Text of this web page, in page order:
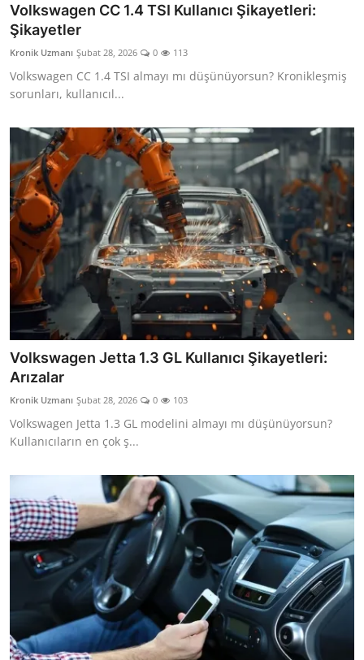
Volkswagen CC 1.4 TSI Kullanıcı Şikayetleri:
Şikayetler
Kronik Uzmanı Şubat 28, 2026 0 113
Volkswagen CC 1.4 TSI almayı mı düşünüyorsun? Kronikleşmiş
sorunları, kullanıcıl...
Volkswagen Jetta 1.3 GL Kullanıcı Şikayetleri:
Arızalar
Kronik Uzmanı Şubat 28, 2026 0 103
Volkswagen Jetta 1.3 GL modelini almayı mı düşünüyorsun?
Kullanıcıların en çok ş...